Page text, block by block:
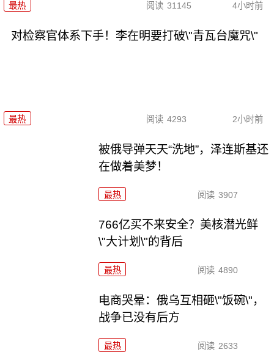
最热 阅读 31145 4小时前
对检察官体系下手！李在明要打破\"青瓦台魔咒\"
最热 阅读 4293 2小时前
被俄导弹天天“洗地”，泽连斯基还
在做着美梦！
最热 阅读 3907
766亿买不来安全？美核潜光鲜
\"大计划\"的背后
最热 阅读 4890
电商哭晕：俄乌互相砸\"饭碗\"，
战争已没有后方
最热 阅读 2633